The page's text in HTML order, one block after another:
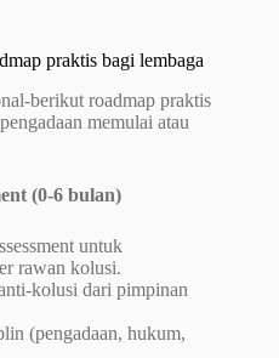
praktis bagi lembaga
berikut roadmap praktis
memulai atau
(0-6 bulan)
untuk
rawan kolusi.
kolusi dari pimpinan
(pengadaan, hukum,